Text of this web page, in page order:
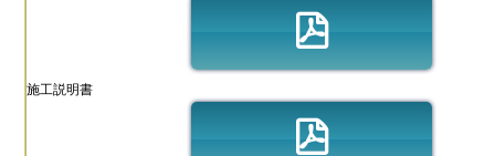
施工説明書